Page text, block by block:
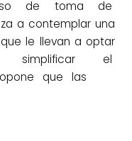
de toma de
a contemplar una
le llevan a optar
simplificar el
que las